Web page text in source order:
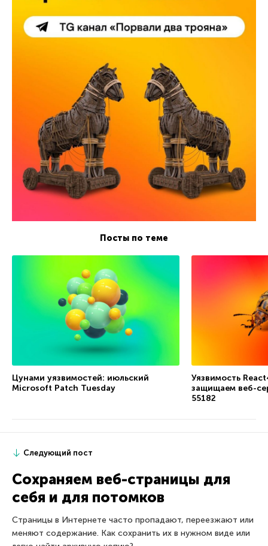
Посты по теме
Цунами уязвимостей: июльский
Microsoft Patch Tuesday
Уязвимость
защищаем веб-
55182
Следующий пост
Сохраняем веб-страницы для
себя и для потомков
Страницы в Интернете часто пропадают, переезжают или
меняют содержание. Как сохранить их в нужном виде или